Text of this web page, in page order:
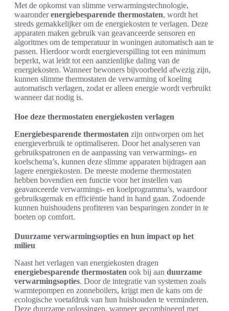
Met de opkomst van slimme verwarmingstechnologie,
waaronderenergiebesparende thermostaten, wordt het
steeds gemakkelijker om de energiekosten te verlagen. Deze
apparaten maken gebruik van geavanceerde sensoren en
algoritmes om de temperatuur in woningen automatisch aan te
passen. Hierdoor wordt energieverspilling tot een minimum
beperkt, wat leidt tot een aanzienlijke daling van de
energiekosten. Wanneer bewoners bijvoorbeeld afwezig zijn,
kunnen slimme thermostaten de verwarming of koeling
automatisch verlagen, zodat er alleen energie wordt verbruikt
wanneer dat nodig is.
Hoe deze thermostaten energiekosten verlagen
Energiebesparende thermostaten zijn ontworpen om het
energieverbruik te optimaliseren. Door het analyseren van
gebruikspatronen en de aanpassing van verwarmings- en
koelschema’s, kunnen deze slimme apparaten bijdragen aan
lagere energiekosten. De meeste moderne thermostaten
hebben bovendien een functie voor het instellen van
geavanceerde verwarmings- en koelprogramma’s, waardoor
gebruiksgemak en efficiëntie hand in hand gaan. Zodoende
kunnen huishoudens profiteren van besparingen zonder in te
boeten op comfort.
Duurzame verwarmingsopties en hun impact op het
milieu
Naast het verlagen van energiekosten dragen
energiebesparende thermostaten ook bij aan duurzame
verwarmingsopties. Door de integratie van systemen zoals
warmtepompen en zonneboilers, krijgt men de kans om de
ecologische voetafdruk van hun huishouden te verminderen.
Deze duurzame oplossingen, wanneer gecombineerd met